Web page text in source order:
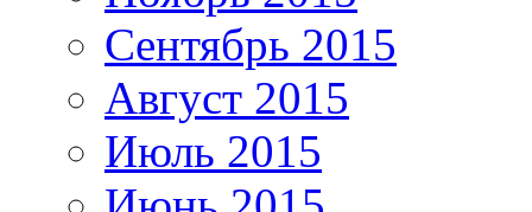
Сентябрь 2015
Август 2015
Июль 2015